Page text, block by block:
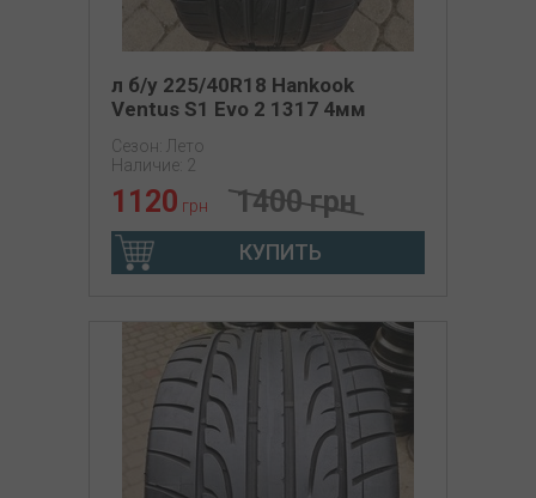
л б/у 225/40R18 Hankook
Ventus S1 Evo 2 1317 4мм
Сезон: Лето
Наличие: 2
1120 грн 1400 грн
КУПИТЬ